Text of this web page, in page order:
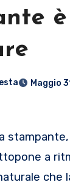
Maggio
a
che